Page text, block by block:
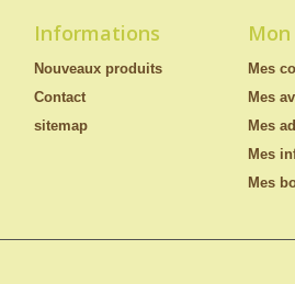
Informations
Nouveaux produits
Contact
sitemap
Mes
Mes
Mes
Mes
Mes